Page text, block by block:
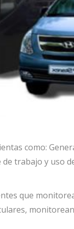
como:
trabajo y uso
que